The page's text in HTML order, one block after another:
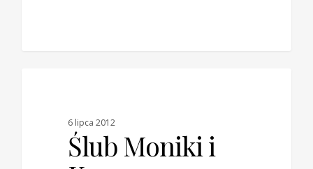
6 lipca 2012
Ślub Moniki i